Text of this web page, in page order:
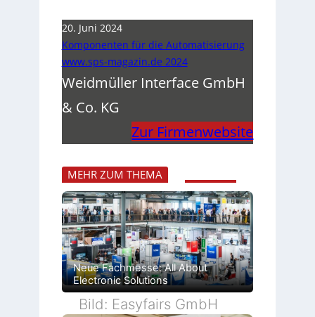
20. Juni 2024
Komponenten für die Automatisierung
www.sps-magazin.de 2024
Weidmüller Interface GmbH
& Co. KG
Zur Firmenwebsite
MEHR ZUM THEMA
Neue Fachmesse: All About
Electronic Solutions
Bild: Easyfairs GmbH